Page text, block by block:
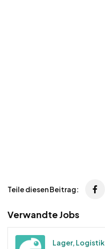
Teile diesen Beitrag:
Verwandte Jobs
Lager, Logistik